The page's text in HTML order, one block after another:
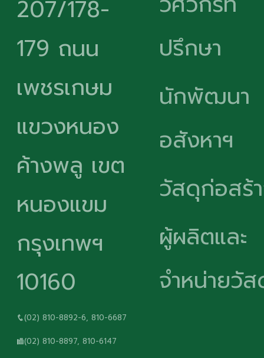
207/178-
179 ถนน
เพชรเกษม
แขวงหนอง
ค้างพลู เขต
หนองแขม
กรุงเทพฯ
10160
(02) 810-8892-6, 810-6687
(02) 810-8897, 810-6147
ปรึกษา
นักพัฒนา
อสังหาฯ
วัสดุก่อสร้
ผู้ผลิตและ
จำหน่ายวั